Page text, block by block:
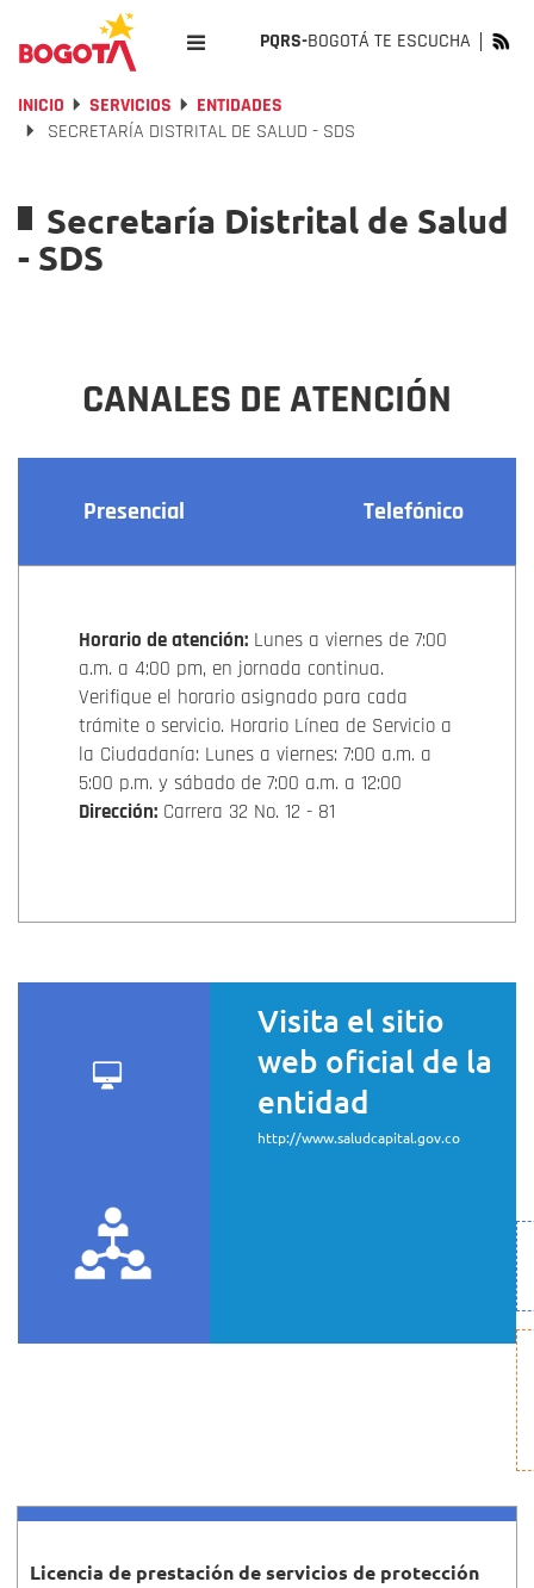
PQRS-BOGOTÁ TE ESCUCHA
INICIO SERVICIOS
ENTIDADES
SECRETARÍA DISTRITAL DE SALUD - SDS
Secretaría Distrital de Salud
- SDS
CANALES DE ATENCIÓN
Presencial Telefónico
Horario de atención: Lunes a viernes de 7:00
a.m. a 4:00 pm, en jornada continua.
Verifique el horario asignado para cada
trámite o servicio. Horario Línea de Servicio a
la Ciudadanía: Lunes a viernes: 7:00 a.m. a
5:00 p.m. y sábado de 7:00 a.m. a 12:00
Dirección: Carrera 32 No. 12 - 81
Visita el sitio
web oficial de la
entidad
http://www.saludcapital.gov.co
Licencia de prestación de servicios de protección